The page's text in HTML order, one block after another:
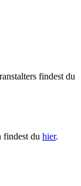
findest du
findest du hier.